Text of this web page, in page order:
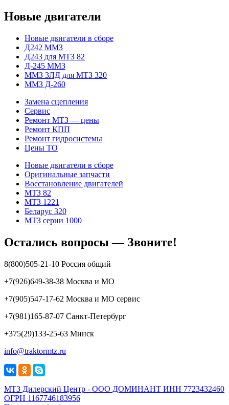
Новые двигатели
Новые двигатели в сборе
Д242 ММЗ
Д243 для МТЗ 82
Д-245 ММЗ
ММЗ 3ЛД для МТЗ 320
ММЗ Д-260
Замена сцепления
Сервис
Ремонт МТЗ — цены
Ремонт КПП
Ремонт гидросистемы
Цены ТО
Новые двигатели в сборе
Оригинальные запчасти
Восстановление двигателей
МТЗ 82
МТЗ 1221
Беларус 320
МТЗ серии 1000
Остались вопросы — Звоните!
8(800)505-21-10 Россия общий
+7(926)649-38-38 Москва и МО
+7(905)547-17-62 Москва и МО сервис
+7(981)165-87-07 Санкт-Петербург
+375(29)133-25-63 Минск
info@traktormtz.ru
МТЗ Дилерский Центр - ООО ДОМИНАНТ ИНН 7723432460
ОГРН 1167746183956